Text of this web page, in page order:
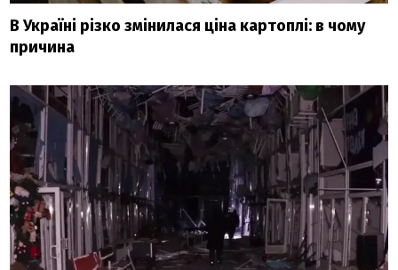
В Україні різко змінилася ціна картоплі: в чому
причина